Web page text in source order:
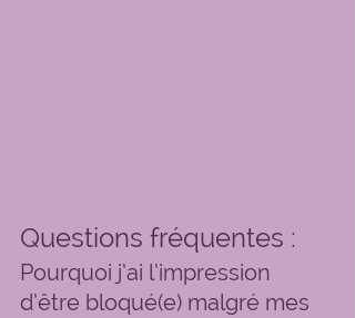
Questions fréquentes :
Pourquoi j’ai l’impression
d’être bloqué(e) malgré mes